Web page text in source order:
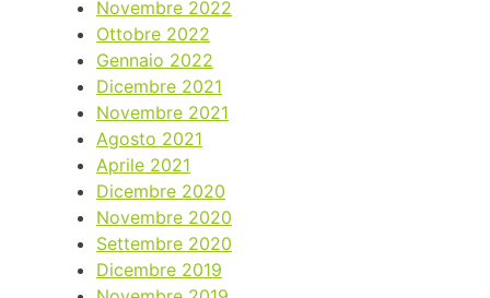
Novembre 2022
Ottobre 2022
Gennaio 2022
Dicembre 2021
Novembre 2021
Agosto 2021
Aprile 2021
Dicembre 2020
Novembre 2020
Settembre 2020
Dicembre 2019